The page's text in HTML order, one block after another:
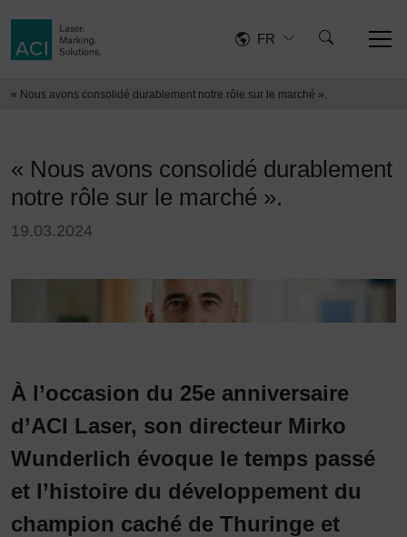
FR
« Nous avons consolidé durablement notre rôle sur le marché ».
« Nous avons consolidé durablement
notre rôle sur le marché ».
19.03.2024
À l’occasion du 25e anniversaire
d’ACI Laser, son directeur Mirko
Wunderlich évoque le temps passé
et l’histoire du développement du
champion caché de Thuringe et